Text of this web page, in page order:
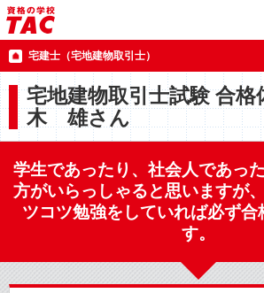
宅建士（宅地建物取引士）
宅地建物取引士試験 合格
木 雄さん
学生であったり、社会人であっ
方がいらっしゃると思いますが
ツコツ勉強をしていれば必ず合
す。